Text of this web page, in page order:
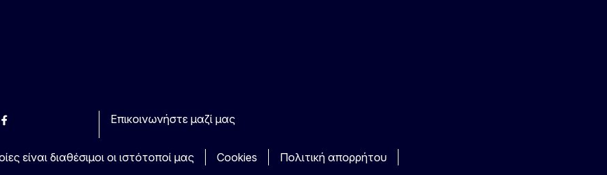
Facebook
Επικοινωνήστε μαζί μας
είναι διαθέσιμοι οι ιστότοποί μας
Cookies Πολιτική απορρήτου